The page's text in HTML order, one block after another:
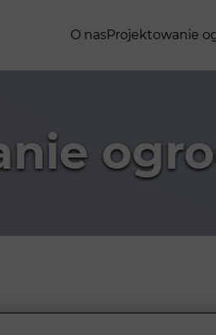
O nasProjektowanie